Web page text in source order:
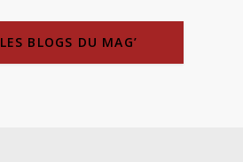
LES BLOGS DU MAG’